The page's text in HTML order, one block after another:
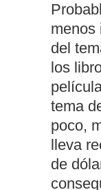
menos
del
los
tema
poco,
lleva
de